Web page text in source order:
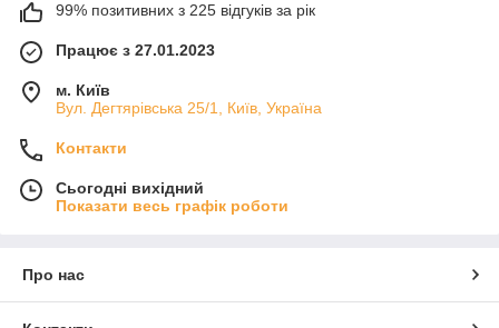
99% позитивних з 225 відгуків за рік
Працює з 27.01.2023
м. Київ
Вул. Дегтярівська 25/1, Київ, Україна
Контакти
Сьогодні вихідний
Показати весь графік роботи
Про нас